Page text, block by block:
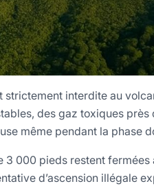
strictement interdite au
des gaz toxiques
même pendant la phase
3 000 pieds restent
d’ascension illégale